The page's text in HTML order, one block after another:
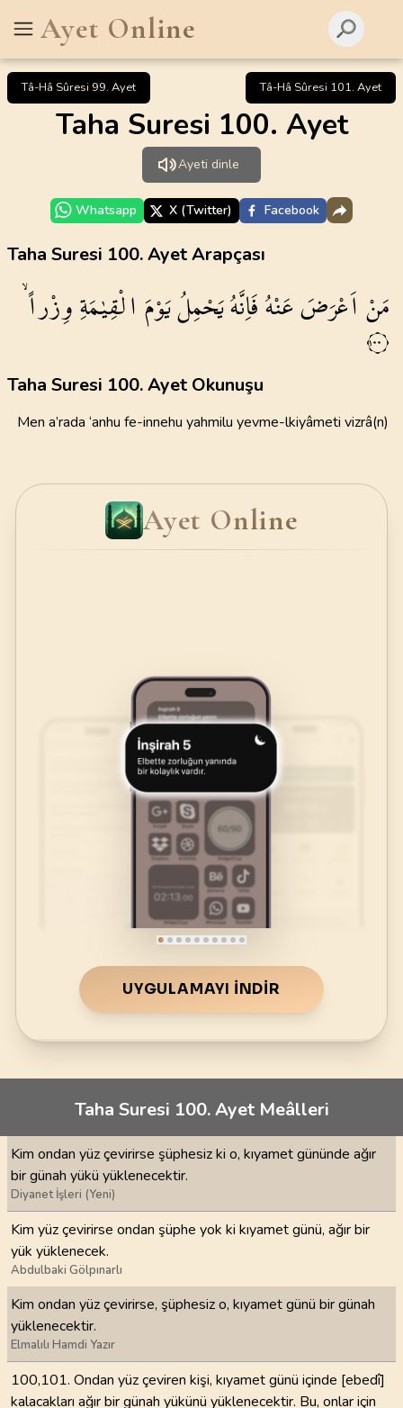
Ayet Online
Tâ-Hâ Sûresi 99. Ayet Tâ-Hâ Sûresi 101. Ayet
Taha Suresi 100. Ayet
Ayeti dinle
Whatsapp X (Twitter) Facebook
Taha Suresi 100. Ayet Arapçası
مَنْاَعْرَضَعَنْهُفَاِنَّهُيَحْمِلُيَوْمَالْقِيٰمَةِوِزْراًۙ
١٠٠
Taha Suresi 100. Ayet Okunuşu
Men a’rada ‘anhu fe-innehu yahmilu yevme-lkiyâmeti vizrâ(n)
Ayet Online
UYGULAMAYI İNDIR
Taha Suresi 100. Ayet Meâlleri
Kim ondan yüz çevirirse şüphesiz ki o, kıyamet gününde ağır
bir günah yükü yüklenecektir.
Diyanet İşleri (Yeni)
Kim yüz çevirirse ondan şüphe yok ki kıyamet günü, ağır bir
yük yüklenecek.
Abdulbaki Gölpınarlı
Kim ondan yüz çevirirse, şüphesiz o, kıyamet günü bir günah
yüklenecektir.
Elmalılı Hamdi Yazır
100,101. Ondan yüz çeviren kişi, kıyamet günü içinde [ebedî]
kalacakları ağır bir günah yükünü yüklenecektir. Bu, onlar için